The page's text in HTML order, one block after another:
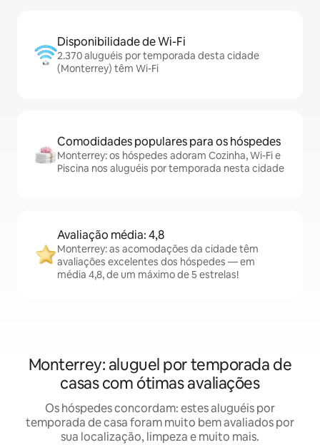
Disponibilidade de Wi-Fi
2.370 aluguéis por temporada desta cidade
(Monterrey) têm Wi-Fi
Comodidades populares para os hóspedes
Monterrey: os hóspedes adoram Cozinha, Wi-Fi e
Piscina nos aluguéis por temporada nesta cidade
Avaliação média: 4,8
Monterrey: as acomodações da cidade têm
avaliações excelentes dos hóspedes — em
média 4,8, de um máximo de 5 estrelas!
Monterrey: aluguel por temporada de
casas com ótimas avaliações
Os hóspedes concordam: estes aluguéis por
temporada de casa foram muito bem avaliados por
sua localização, limpeza e muito mais.